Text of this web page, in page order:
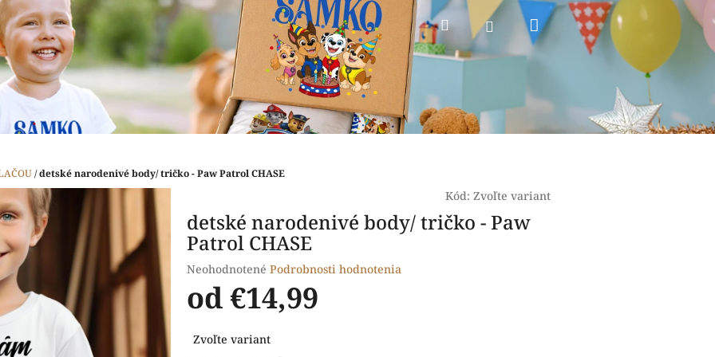
HľadaťPrihlásenieNákupný
/detské narodenivé body/ tričko - Paw Patrol CHASE
Kód: Zvoľte variant
detské narodenivé body/ tričko - Paw
Patrol CHASE
Priemerné
hodnotenie
produktu
0,0
Neohodnotené Podrobnosti hodnotenia
od €14,99
cena:
Zvoľte variant